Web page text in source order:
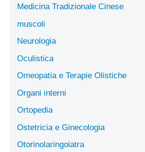
Medicina Tradizionale Cinese
muscoli
Neurologia
Oculistica
Omeopatia e Terapie Olistiche
Organi interni
Ortopedia
Ostetricia e Ginecologia
Otorinolaringoiatra